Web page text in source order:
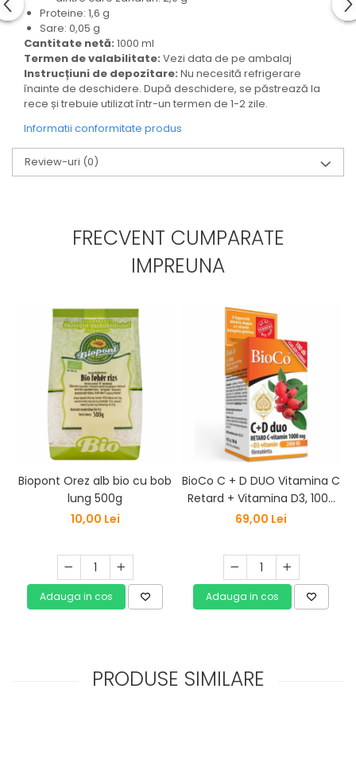
Proteine: 1,6 g
Sare: 0,05 g
Cantitate netă: 1000 ml
Termen de valabilitate: Vezi data de pe ambalaj
Instrucțiuni de depozitare: Nu necesită refrigerare
înainte de deschidere. După deschidere, se păstrează la
rece și trebuie utilizat într-un termen de 1-2 zile.
Informatii conformitate produs
Review-uri (0)
FRECVENT CUMPARATE
IMPREUNA
Biopont Orez alb bio cu bob
lung 500g
10,00 Lei
Adauga in cos
BioCo C + D DUO Vitamina C
Retard + Vitamina D3, 1000
mg cu 2000 UI x 100 buc
69,00 Lei
Adauga in cos
PRODUSE SIMILARE